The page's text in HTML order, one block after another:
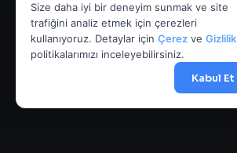
Size daha iyi bir deneyim sunmak ve site
trafiğini analiz etmek için çerezleri
kullanıyoruz. Detaylar için Çerez ve Gizlilik
politikalarımızı inceleyebilirsiniz.
Kabul Et